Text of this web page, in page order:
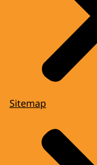
Sitemap